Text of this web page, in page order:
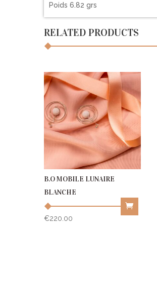
Poids 6.82 grs
RELATED PRODUCTS
B.O MOBILE LUNAIRE
BLANCHE
€220.00